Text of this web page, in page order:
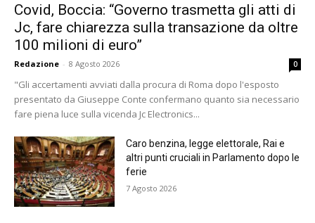
Covid, Boccia: “Governo trasmetta gli atti di
Jc, fare chiarezza sulla transazione da oltre
100 milioni di euro”
Redazione - 8 Agosto 2026 0
"Gli accertamenti avviati dalla procura di Roma dopo l'esposto
presentato da Giuseppe Conte confermano quanto sia necessario
fare piena luce sulla vicenda Jc Electronics...
Caro benzina, legge elettorale, Rai e
altri punti cruciali in Parlamento dopo le
ferie
7 Agosto 2026